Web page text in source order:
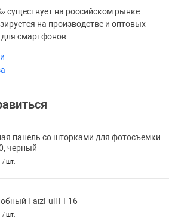
существует на российском рынке
на производстве и оптовых
смартфонов.
панель со шторками для фотосъемки
черный
/ шт.
FaizFull FF16
/ шт.